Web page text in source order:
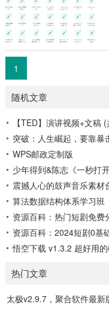
1
随机文章
【TED】演讲视频+文稿
突破：人生崛起，要靠
WPS邮政定制版
少年得到&陈志《一秒打
震撼人心的鼓声音乐素材
算法数据结构体系学习班
资源百科：热门短剧免费
资源百科：2024短剧0基
悟空下载 v1.3.2 超好用
热门文章
太极v2.9.7，聚合软件最新